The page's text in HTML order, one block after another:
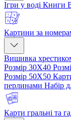
Ігри у воді Книги
Картини за
Вишивка
Розмір 30Х40
Розмір 50Х50
перлинами Набір
Карти гральні та